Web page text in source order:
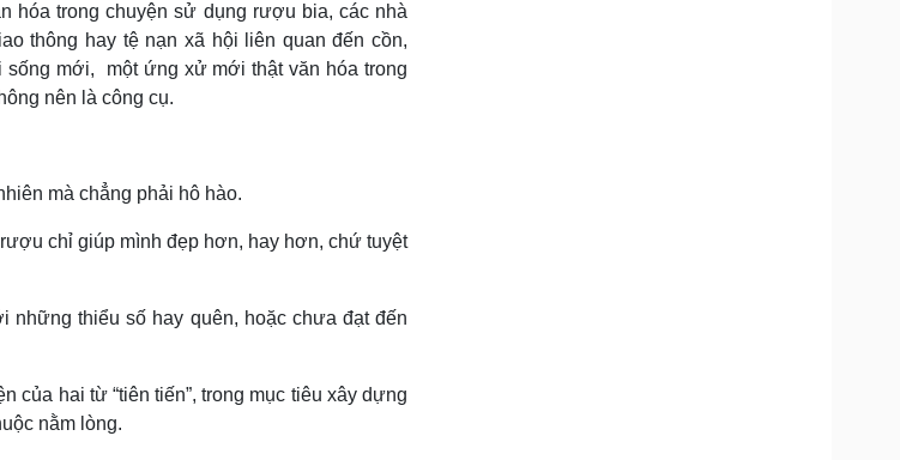
hóa trong chuyện sử dụng rượu bia, các nhà
thông hay tệ nạn xã hội liên quan đến cồn,
mới, một ứng xử mới thật văn hóa trong
nên là công cụ.
mà chẳng phải hô hào.
chỉ giúp mình đẹp hơn, hay hơn, chứ tuyệt
những thiểu số hay quên, hoặc chưa đạt đến
của hai từ “tiên tiến”, trong mục tiêu xây dựng
nằm lòng.